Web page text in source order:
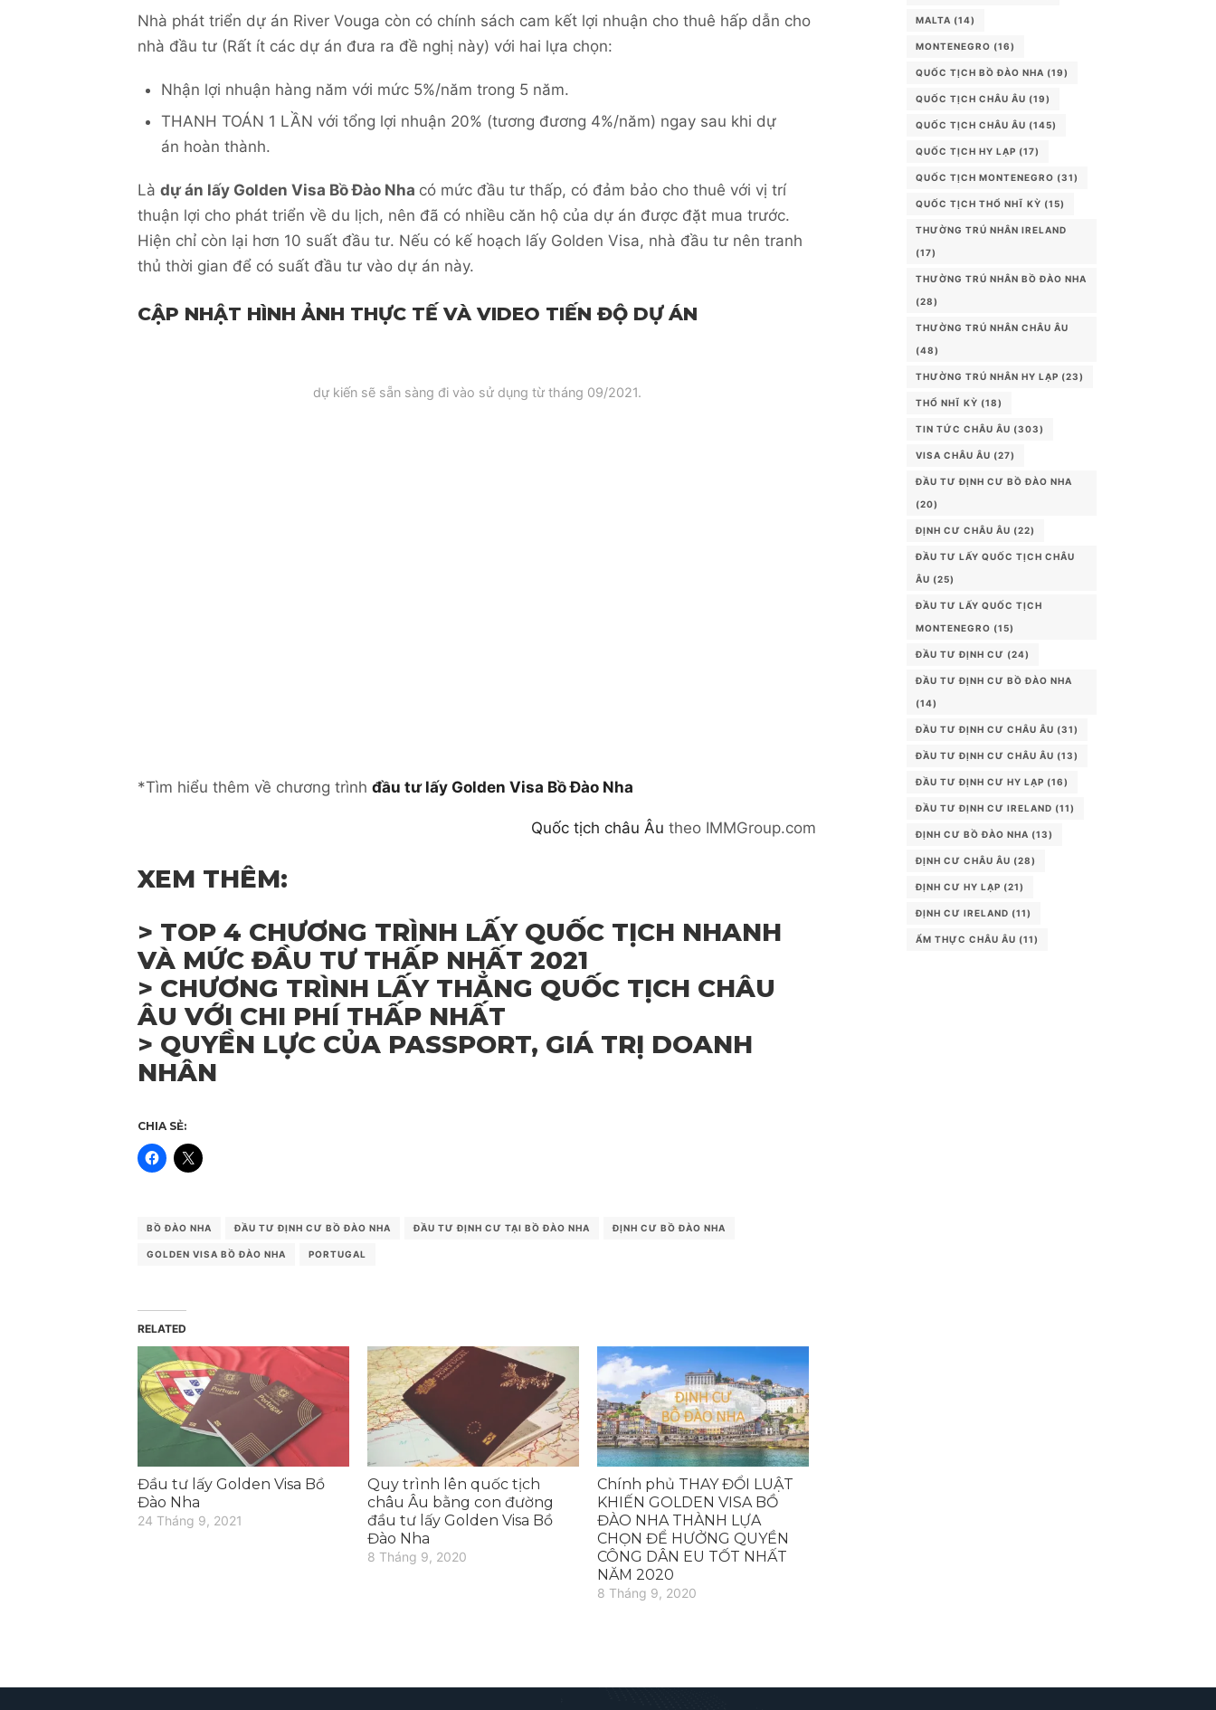
Nhà phát triển dự án River Vouga còn có chính sách cam kết lợi nhuận cho thuê hấp dẫn cho
nhà đầu tư (Rất ít các dự án đưa ra đề nghị này) với hai lựa chọn:
Nhận lợi nhuận hàng năm với mức 5%/năm trong 5 năm.
THANH TOÁN 1 LẦN với tổng lợi nhuận 20% (tương đương 4%/năm) ngay sau khi dự
án hoàn thành.
Là dự án lấy Golden Visa Bồ Đào Nha có mức đầu tư thấp, có đảm bảo cho thuê với vị trí
thuận lợi cho phát triển về du lịch, nên đã có nhiều căn hộ của dự án được đặt mua trước.
Hiện chỉ còn lại hơn 10 suất đầu tư. Nếu có kế hoạch lấy Golden Visa, nhà đầu tư nên tranh
thủ thời gian để có suất đầu tư vào dự án này.
CẬP NHẬT HÌNH ẢNH THỰC TẾ VÀ VIDEO TIẾN ĐỘ DỰ ÁN
dự kiến sẽ sẵn sàng đi vào sử dụng từ tháng 09/2021.
*Tìm hiểu thêm về chương trình đầu tư lấy Golden Visa Bồ Đào Nha
Quốc tịch châu Âu theo IMMGroup.com
XEM THÊM:
> TOP 4 CHƯƠNG TRÌNH LẤY QUỐC TỊCH NHANH
VÀ MỨC ĐẦU TƯ THẤP NHẤT 2021
> CHƯƠNG TRÌNH LẤY THẲNG QUỐC TỊCH CHÂU
ÂU VỚI CHI PHÍ THẤP NHẤT
> QUYỀN LỰC CỦA PASSPORT, GIÁ TRỊ DOANH
NHÂN
CHIA SẺ:
BỒ ĐÀO NHA ĐẦU TƯ ĐỊNH CƯ BỒ ĐÀO NHA ĐẦU TƯ ĐỊNH CƯ TẠI BỒ ĐÀO NHA ĐỊNH CƯ BỒ ĐÀO NHA
GOLDEN VISA BỒ ĐÀO NHA PORTUGAL
RELATED
Đầu tư lấy Golden Visa Bồ
Đào Nha
24 Tháng 9, 2021
Quy trình lên quốc tịch
châu Âu bằng con đường
đầu tư lấy Golden Visa Bồ
Đào Nha
8 Tháng 9, 2020
Chính phủ THAY ĐỔI LUẬT
KHIẾN GOLDEN VISA BỒ
ĐÀO NHA THÀNH LỰA
CHỌN ĐỂ HƯỞNG QUYỀN
CÔNG DÂN EU TỐT NHẤT
NĂM 2020
8 Tháng 9, 2020
MALTA (14)
MONTENEGRO (16)
QUỐC TỊCH BỒ ĐÀO NHA (19)
QUỐC TỊCH CHÂU ÂU (19)
QUỐC TỊCH CHÂU ÂU (145)
QUỐC TỊCH HY LẠP (17)
QUỐC TỊCH MONTENEGRO (31)
QUỐC TỊCH THỔ NHĨ KỲ (15)
THƯỜNG TRÚ NHÂN IRELAND
(17)
THƯỜNG TRÚ NHÂN BỒ ĐÀO NHA
(28)
THƯỜNG TRÚ NHÂN CHÂU ÂU
(48)
THƯỜNG TRÚ NHÂN HY LẠP (23)
THỔ NHĨ KỲ (18)
TIN TỨC CHÂU ÂU (303)
VISA CHÂU ÂU (27)
ĐẦU TƯ ĐỊNH CƯ BỒ ĐÀO NHA
(20)
ĐỊNH CƯ CHÂU ÂU (22)
ĐẦU TƯ LẤY QUỐC TỊCH CHÂU
ÂU (25)
ĐẦU TƯ LẤY QUỐC TỊCH
MONTENEGRO (15)
ĐẦU TƯ ĐỊNH CƯ (24)
ĐẦU TƯ ĐỊNH CƯ BỒ ĐÀO NHA
(14)
ĐẦU TƯ ĐỊNH CƯ CHÂU ÂU (31)
ĐẦU TƯ ĐỊNH CƯ CHÂU ÂU (13)
ĐẦU TƯ ĐỊNH CƯ HY LẠP (16)
ĐẦU TƯ ĐỊNH CƯ IRELAND (11)
ĐỊNH CƯ BỒ ĐÀO NHA (13)
ĐỊNH CƯ CHÂU ÂU (28)
ĐỊNH CƯ HY LẠP (21)
ĐỊNH CƯ IRELAND (11)
ẨM THỰC CHÂU ÂU (11)